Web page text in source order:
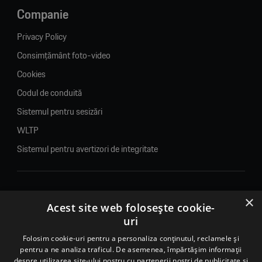
Companie
Privacy Policy
Consimțământ foto-video
Cookies
Codul de conduită
Sistemul pentru sesizări
WLTP
Sistemul pentru avertizori de integritate
© 2026. Porsche Inter Auto Romania. Toate drepturile rezervate.
Porsche Inter Auto Romania SRL
RO22188461 J2007002067233
B-dul Pipera, nr. 2, Sala 1, Etaj 2, Voluntari, jud.Ilfov - sediu
×
Acest site web folosește cookie-
uri
Folosim cookie-uri pentru a personaliza conținutul, reclamele și
pentru a ne analiza traficul. De asemenea, împărtășim informații